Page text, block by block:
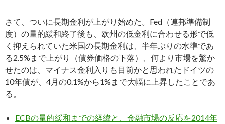
さて、ついに長期金利が上がり始めた。Fed（連邦準備制
度）の量的緩和終了後も、欧州の低金利に合わせる形で低
く抑えられていた米国の長期金利は、半年ぶりの水準であ
る2.5%まで上がり（債券価格の下落）、何より市場を驚か
せたのは、マイナス金利入りも目前かと思われたドイツの
10年債が、4月の0.1%から1%まで大幅に上昇したことであ
る。
ECBの量的緩和までの経緯と、金融市場の反応を2014年